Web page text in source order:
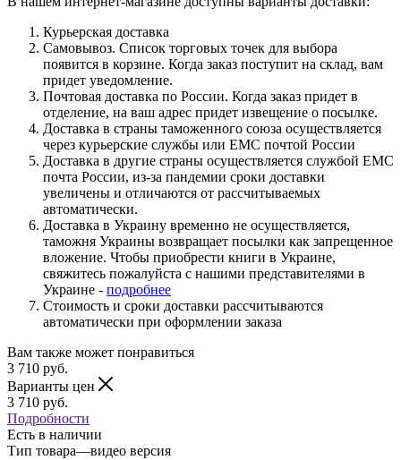
Курьерская доставка
Самовывоз. Список торговых точек для выбора
появится в корзине. Когда заказ поступит на склад, вам
придет уведомление.
Почтовая доставка по России. Когда заказ придет в
отделение, на ваш адрес придет извещение о посылке.
Доставка в страны таможенного союза осуществляется
через курьерские службы или ЕМС почтой России
Доставка в другие страны осуществляется службой ЕМС
почта России, из-за пандемии сроки доставки
увеличены и отличаются от рассчитываемых
автоматически.
Доставка в Украину временно не осуществляется,
таможня Украины возвращает посылки как запрещенное
вложение. Чтобы приобрести книги в Украине,
свяжитесь пожалуйста с нашими представителями в
Украине - подробнее
Стоимость и сроки доставки рассчитываются
автоматически при оформлении заказа
Вам также может понравиться
3 710 руб.
Варианты цен
3 710 руб.
Подробности
Есть в наличии
Тип товара—видео версия